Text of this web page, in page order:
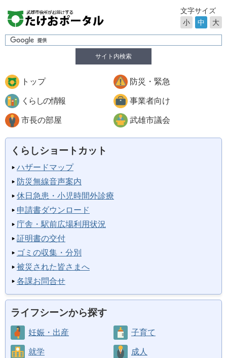
サイト内検索
文字サイズ
小
中 大
トップ 防災・緊急
くらしの情報 事業者向け
市長の部屋 武雄市議会
くらしショートカット
ハザードマップ
防災無線音声案内
休日急患・小児時間外診療
申請書ダウンロード
庁舎・駅前広場利用状況
証明書の交付
ゴミの収集・分別
被災された皆さまへ
各課お問合せ
ライフシーンから探す
妊娠・出産 子育て
就学 成人